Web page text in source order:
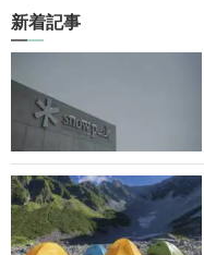
新着記事